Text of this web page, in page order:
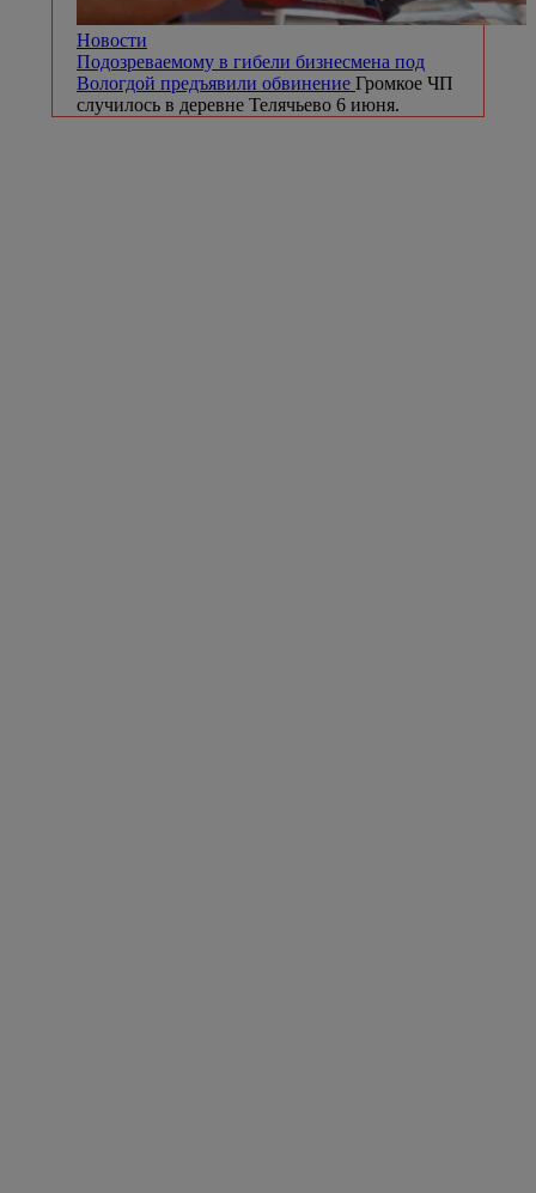
Новости
Подозреваемому в гибели бизнесмена под
Вологдой предъявили обвинение Громкое ЧП
случилось в деревне Телячьево 6 июня.